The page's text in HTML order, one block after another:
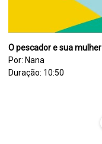
O pescador e sua
Por: Nana
Duração: 10:50